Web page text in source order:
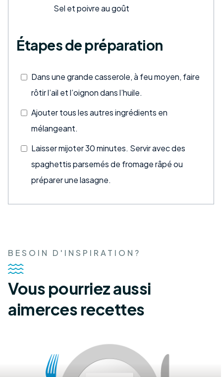
Sel et poivre au goût
Étapes de préparation
Dans une grande casserole, à feu moyen, faire
rôtir l’ail et l’oignon dans l’huile.
Ajouter tous les autres ingrédients en
mélangeant.
Laisser mijoter 30 minutes. Servir avec des
spaghettis parsemés de fromage râpé ou
préparer une lasagne.
BESOIN D'INSPIRATION?
Vous pourriez aussi
aimerces recettes